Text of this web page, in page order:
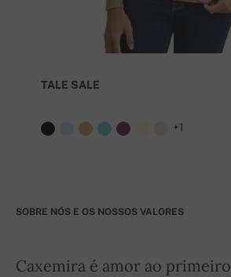
TALE SALE
+1
SOBRE NÓS E OS NOSSOS VALORES
Caxemira é amor ao